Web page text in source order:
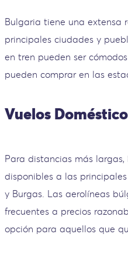
Bulgaria tiene una extensa
principales ciudades y
en tren pueden ser
pueden comprar en las
Vuelos
Para distancias más
disponibles a las
y Burgas. Las aerolíneas
frecuentes a precios
opción para aquellos que